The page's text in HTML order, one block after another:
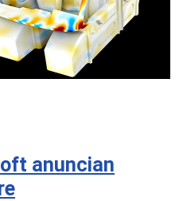
anuncian